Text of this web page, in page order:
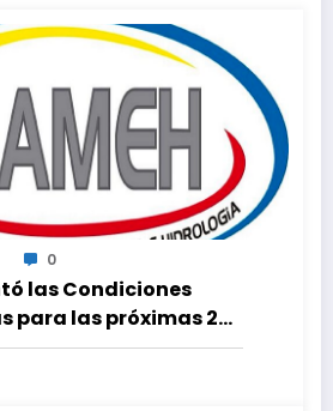
0
las Condiciones
para las próximas 24
9 de agosto